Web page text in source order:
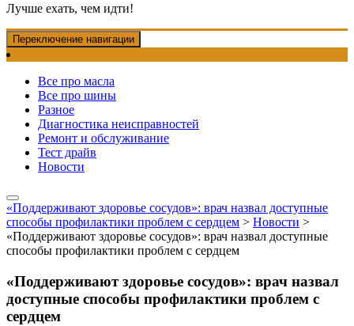
Лучше ехать, чем идти!
Переключение навигации
Все про масла
Все про шины
Разное
Диагностика неисправностей
Ремонт и обслуживание
Тест драйв
Новости
«Поддерживают здоровье сосудов»: врач назвал доступные
способы профилактики проблем с сердцем > Новости >
«Поддерживают здоровье сосудов»: врач назвал доступные
способы профилактики проблем с сердцем
«Поддерживают здоровье сосудов»: врач назвал
доступные способы профилактики проблем с
сердцем